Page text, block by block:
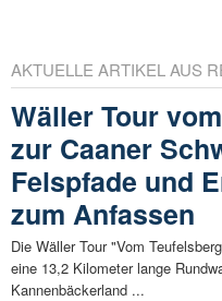
AKTUELLE ARTIKEL AUS
Wäller Tour
zur Caaner
Felspfade und
zum Anfassen
Die Wäller Tour "Vom
eine 13,2 Kilometer lange
Kannenbäckerland ...